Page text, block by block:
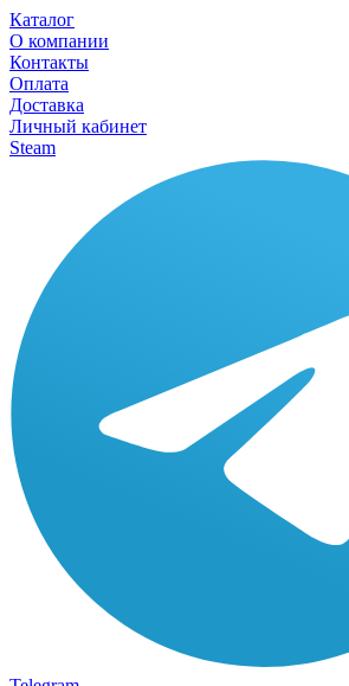
Каталог
О компании
Контакты
Оплата
Доставка
Личный кабинет
Steam